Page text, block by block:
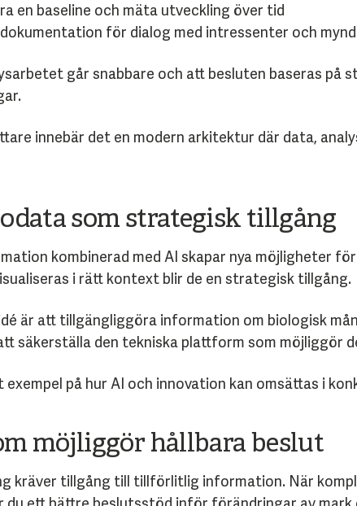
en baseline och mäta utveckling över tid
dokumentation för dialog med intressenter och
går snabbare och att besluten baseras
innebär det en modern arkitektur där data,
som strategisk tillgång
kombinerad med AI skapar nya möjligheter
i rätt kontext blir de en strategisk tillgång.
är att tillgängliggöra information om biologisk
säkerställa den tekniska plattform som möjliggör
på hur AI och innovation kan omsättas i
möjliggör hållbara beslut
kräver tillgång till tillförlitlig information. När